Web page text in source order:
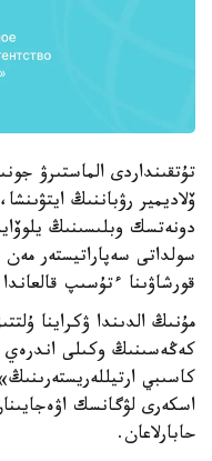
تۇتقىنداردى الماستىرۋ
دونەتسك وبلىسىنىڭ
سولداتى سەپاراتيستەر
قورشاۋىنا ءتۇسىپ قالعاندا
مۇنىڭ الدىندا ۋكراينا
كەڭەسىنىڭ وكىلى
كاسىبي
اسكەرى لۋگانسك
حابارلاعان.